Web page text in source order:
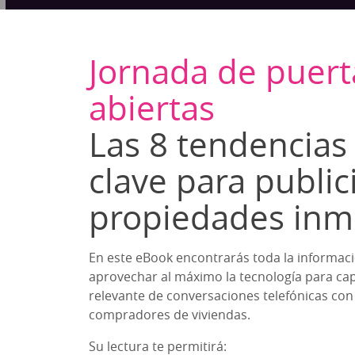
Jornada de
abiertas
Las 8
clave para
propiedades
En este eBook encontrarás toda la
aprovechar al máximo la tecnología para
relevante de conversaciones telefónicas
compradores de viviendas.
Su lectura te permitirá:
This
This website
how you